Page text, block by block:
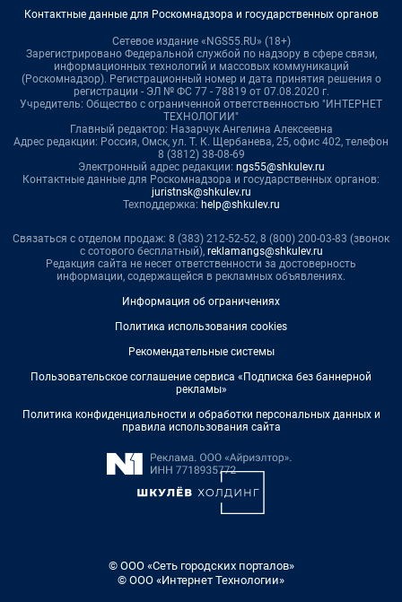
Контактные данные для Роскомнадзора и государственных органов
Сетевое издание «NGS55.RU» (18+)
Зарегистрировано Федеральной службой по надзору в сфере связи,
информационных технологий и массовых коммуникаций
(Роскомнадзор). Регистрационный номер и дата принятия решения о
регистрации - ЭЛ № ФС 77 - 78819 от 07.08.2020 г.
Учредитель: Общество с ограниченной ответственностью "ИНТЕРНЕТ
ТЕХНОЛОГИИ"
Главный редактор: Назарчук Ангелина Алексеевна
Адрес редакции: Россия, Омск, ул. Т. К. Щербанева, 25, офис 402, телефон
8 (3812) 38-08-69
Электронный адрес редакции: ngs55@shkulev.ru
Контактные данные для Роскомнадзора и государственных органов:
juristnsk@shkulev.ru
Техподдержка: help@shkulev.ru
Связаться с отделом продаж: 8 (383) 212-52-52, 8 (800) 200-03-83 (звонок
с сотового бесплатный), reklamangs@shkulev.ru
Редакция сайта не несет ответственности за достоверность
информации, содержащейся в рекламных объявлениях.
Информация об ограничениях
Политика использования cookies
Рекомендательные системы
Пользовательское соглашение сервиса «Подписка без баннерной
рекламы»
Политика конфиденциальности и обработки персональных данных и
правила использования сайта
© ООО «Сеть городских порталов»
© ООО «Интернет Технологии»